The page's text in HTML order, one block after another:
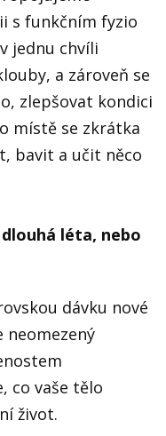
s funkčním fyzio
jednu chvíli
a zároveň se
zlepšovat kondici
místě se zkrátka
bavit a učit něco
léta, nebo
dávku nové
neomezený
co vaše tělo
život.